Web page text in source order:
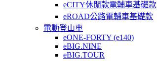
eCITY休閒款電輔車基礎款
eROAD公路電輔車基礎款
電動登山車
eONE-FORTY (e140)
eBIG.NINE
eBIG.TOUR